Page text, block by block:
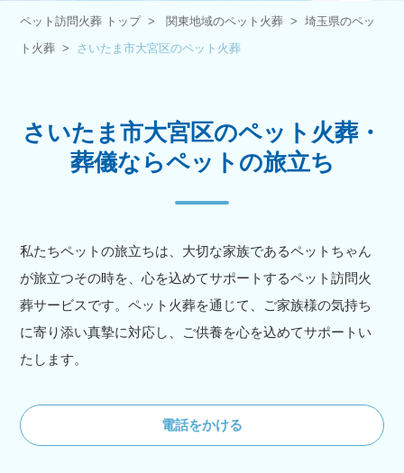
ペット訪問火葬 トップ 関東地域のペット火葬
埼玉県のペッ
ト火葬
さいたま市大宮区のペット火葬
さいたま市大宮区のペット火葬・
葬儀ならペットの旅立ち
私たちペットの旅立ちは、大切な家族であるペットちゃん
が旅立つその時を、心を込めてサポートするペット訪問火
葬サービスです。ペット火葬を通じて、ご家族様の気持ち
に寄り添い真摯に対応し、ご供養を心を込めてサポートい
たします。
電話をかける